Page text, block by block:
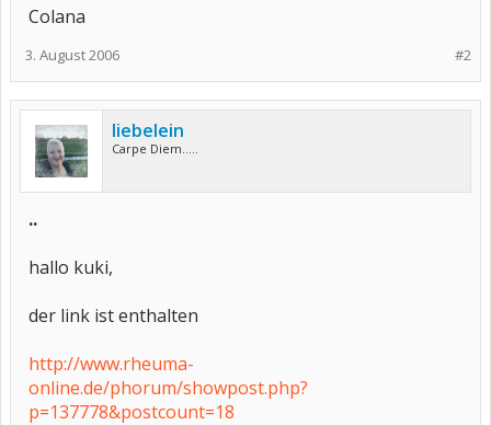
Colana
#2
3. August 2006
liebelein
Carpe Diem.....
..
hallo kuki,
der link ist enthalten
http://www.rheuma-
online.de/phorum/showpost.php?
p=137778&postcount=18